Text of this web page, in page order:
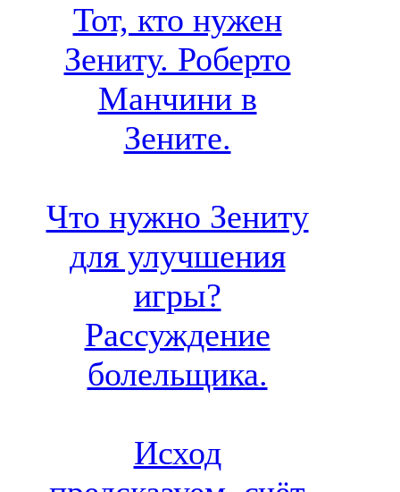
Тот, кто нужен
Зениту. Роберто
Манчини в
Зените.
Что нужно Зениту
для улучшения
игры?
Рассуждение
болельщика.
Исход